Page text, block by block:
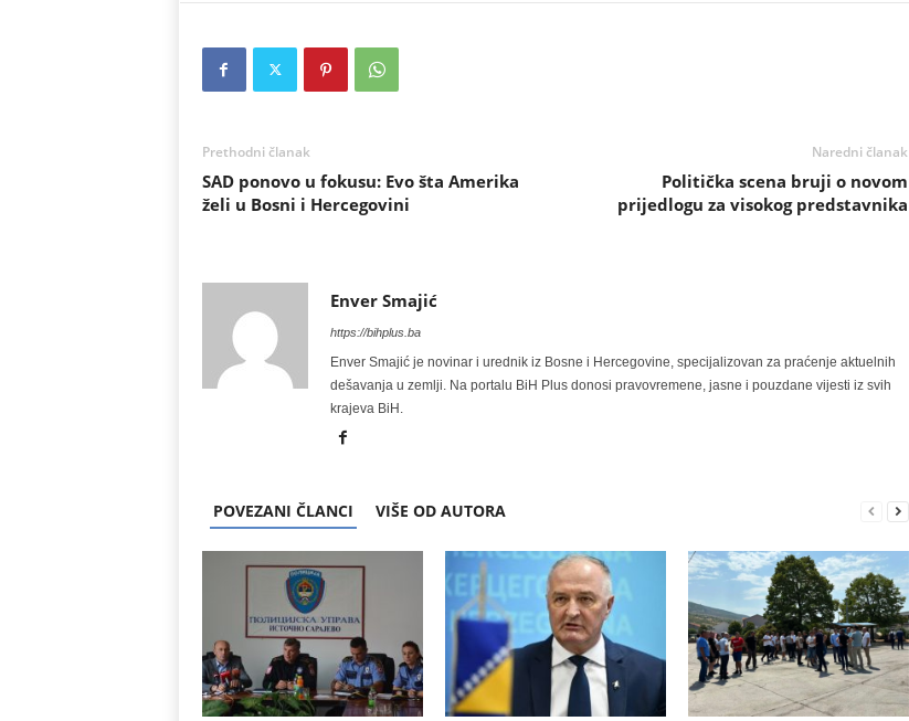
Prethodni članak
SAD ponovo u fokusu: Evo šta Amerika
želi u Bosni i Hercegovini
Naredni članak
Politička scena bruji o novom
prijedlogu za visokog predstavnika
Enver Smajić
https://bihplus.ba
Enver Smajić je novinar i urednik iz Bosne i Hercegovine, specijalizovan za praćenje aktuelnih
dešavanja u zemlji. Na portalu BiH Plus donosi pravovremene, jasne i pouzdane vijesti iz svih
krajeva BiH.
POVEZANI ČLANCI VIŠE OD AUTORA